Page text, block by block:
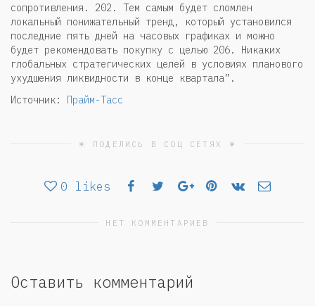
сопротивления. 202. Тем самым будет сломлен
локальный понижательный тренд, который установился
последние пять дней на часовых графиках и можно
будет рекомендовать покупку с целью 206. Никаких
глобальных стратегических целей в условиях планового
ухудшения ликвидности в конце квартала”.
Источник:
Прайм-Тасс
☀ ПОДЕЛИСЬ В СОЦ СЕТЯХ ☀
0 likes
НЕТ КОММЕНТАРИЕВ
Оставить комментарий